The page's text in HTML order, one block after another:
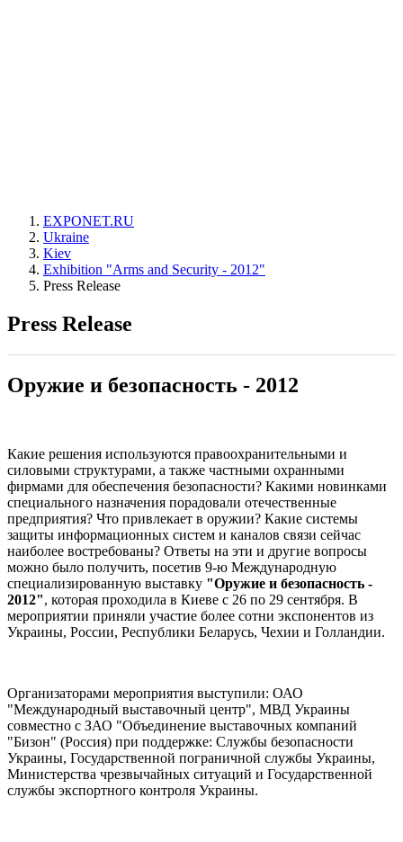
EXPONET.RU
Ukraine
Kiev
Exhibition "Arms and Security - 2012"
Press Release
Press Release
Оружие и безопасность - 2012
Какие решения используются правоохранительными и
силовыми структурами, а также частными охранными
фирмами для обеспечения безопасности? Какими новинками
специального назначения порадовали отечественные
предприятия? Что привлекает в оружии? Какие системы
защиты информационных систем и каналов связи сейчас
наиболее востребованы? Ответы на эти и другие вопросы
можно было получить, посетив 9-ю Международную
специализированную выставку "Оружие и безопасность -
2012", которая проходила в Киеве с 26 по 29 сентября. В
мероприятии приняли участие более сотни экспонентов из
Украины, России, Республики Беларусь, Чехии и Голландии.
Организаторами мероприятия выступили: ОАО
"Международный выставочный центр", МВД Украины
совместно с ЗАО "Объединение выставочных компаний
"Бизон" (Россия) при поддержке: Службы безопасности
Украины, Государственной пограничной службы Украины,
Министерства чрезвычайных ситуаций и Государственной
службы экспортного контроля Украины.